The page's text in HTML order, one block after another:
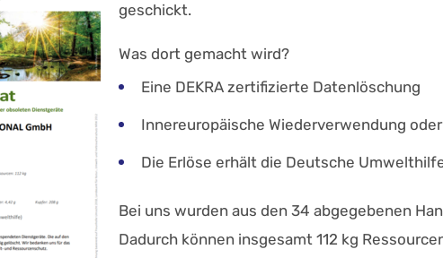
geschickt.
Was dort gemacht wird?
Eine DEKRA zertifizierte Datenlöschung
Innereuropäische Wiederverwendung
Die Erlöse erhält die Deutsche
Bei uns wurden aus den 34 abgegebenen
Dadurch können insgesamt 112 kg